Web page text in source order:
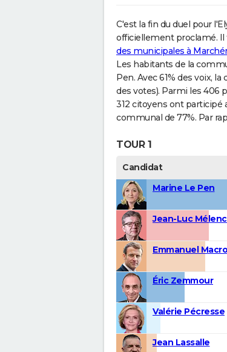
C'est la fin du duel pour
officiellement proclamé. Il
des municipales à
Les habitants de la
Pen. Avec 61% des voix,
des votes). Parmi les 406
312 citoyens ont participé
communal de 77%. Par
TOUR 1
Candidat
Marine Le Pen
Jean-Luc
Emmanuel
Éric Zemmour
Valérie Pécresse
Jean Lassalle